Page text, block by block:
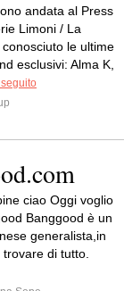
andata al Press
Limoni / La
le ultime
esclusivi: Alma K,
ciao Oggi voglio
Banggood è un
generalista,in
di tutto.